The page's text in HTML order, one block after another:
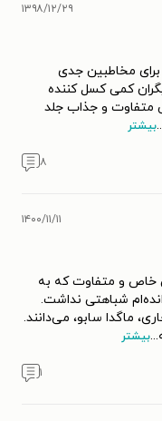
۱۳۹۸/۱۲/۲۹
برای مخاطبین جدی
کمی کسل کننده
متفاوت و جذاب جلد
بیشتر
۸
۱۴۰۰/۱۱/۱۱
خاص و متفاوت که به
شباهتی نداشت.
ماگدا سابو، می‌دانند.
...بیشتر
۱